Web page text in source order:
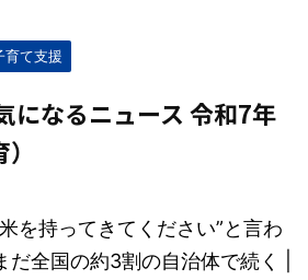
育て支援
になるニュース 令和7年
を持ってきてください”と言わ
全国の約3割の自治体で続く |